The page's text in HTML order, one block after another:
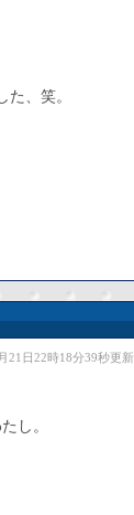
、笑。
21日22時18分39秒更新
し。